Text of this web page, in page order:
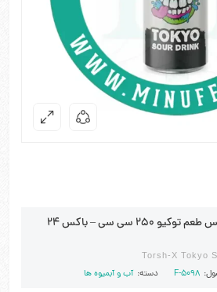
نوشیدنی گازدار ترش اکس طعم توکیو 250 سی سی – باکس 24
Torsh-X Tokyo
F-5098 دسته: آب و آبمیوه ها